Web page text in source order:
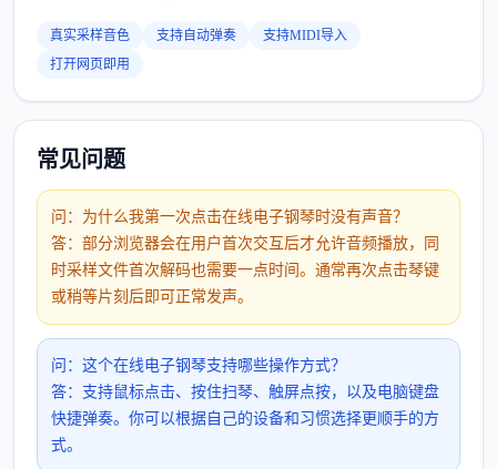
真实采样音色 支持自动弹奏
支持MIDI导入
打开网页即用
常见问题
问：为什么我第一次点击在线电子钢琴时没有声音？
答：部分浏览器会在用户首次交互后才允许音频播放，同
时采样文件首次解码也需要一点时间。通常再次点击琴键
或稍等片刻后即可正常发声。
问：这个在线电子钢琴支持哪些操作方式？
答：支持鼠标点击、按住扫琴、触屏点按，以及电脑键盘
快捷弹奏。你可以根据自己的设备和习惯选择更顺手的方
式。